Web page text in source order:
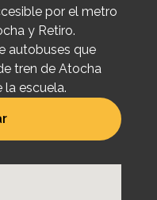
por el metro
y Retiro.
autobuses que
tren de Atocha
escuela.